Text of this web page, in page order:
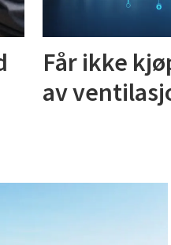
Får ikke
av